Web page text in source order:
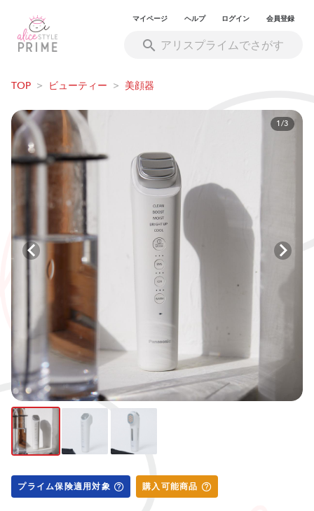
マイページ ヘルプ ログイン 会員登録
TOP > ビューティー > 美顔器
1/3
プライム保険適用対象 購入可能商品